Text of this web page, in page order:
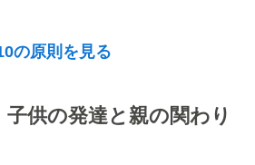
の原則を見る
子供の発達と親の関わり